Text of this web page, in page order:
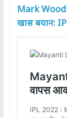
Mark
खास बयान: